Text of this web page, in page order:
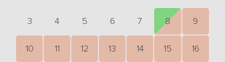
3 4 5 6 7 8 9
10 11 12 13 14 15 16